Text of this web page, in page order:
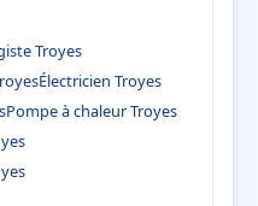
Troyes
Électricien Troyes
Pompe à chaleur Troyes